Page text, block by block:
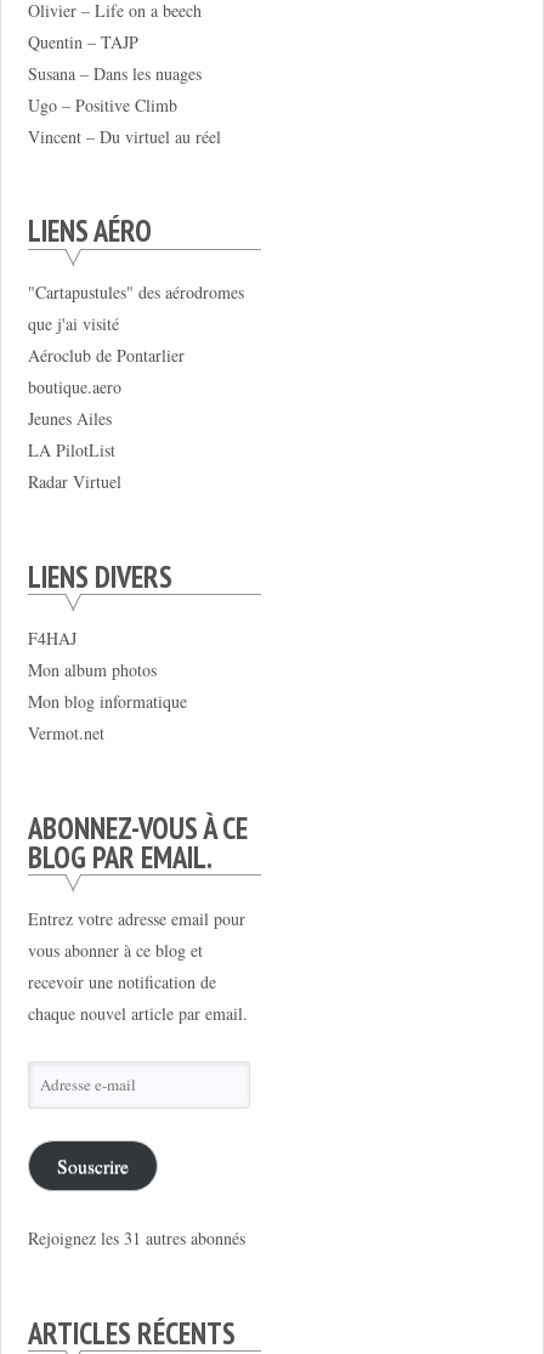
Olivier – Life on a beech
Quentin – TAJP
Susana – Dans les nuages
Ugo – Positive Climb
Vincent – Du virtuel au réel
LIENS AÉRO
"Cartapustules" des aérodromes
que j'ai visité
Aéroclub de Pontarlier
boutique.aero
Jeunes Ailes
LA PilotList
Radar Virtuel
LIENS DIVERS
F4HAJ
Mon album photos
Mon blog informatique
Vermot.net
ABONNEZ-VOUS À CE
BLOG PAR EMAIL.
Entrez votre adresse email pour
vous abonner à ce blog et
recevoir une notification de
chaque nouvel article par email.
Adresse
e-
mail
Souscrire
Rejoignez les 31 autres abonnés
ARTICLES RÉCENTS